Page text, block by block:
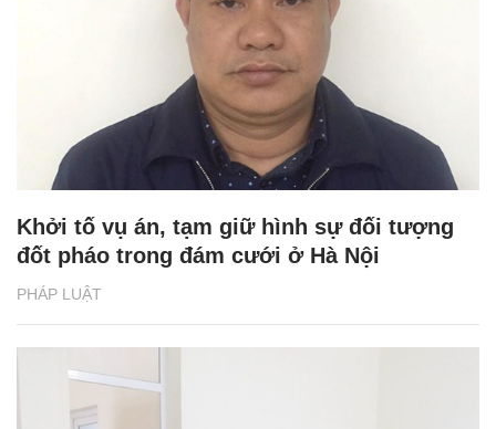
PHÁP LUẬT
Khởi tố vụ án, tạm giữ hình sự đối tượng
đốt pháo trong đám cưới ở Hà Nội